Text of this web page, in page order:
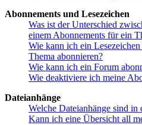
Abonnements und Lesezeichen
Was ist der Unterschied
einem Abonnements für ein
Wie kann ich ein
Thema abonnieren?
Wie kann ich ein Forum
Wie deaktiviere ich meine
Dateianhänge
Welche Dateianhänge sind in
Kann ich eine Übersicht all